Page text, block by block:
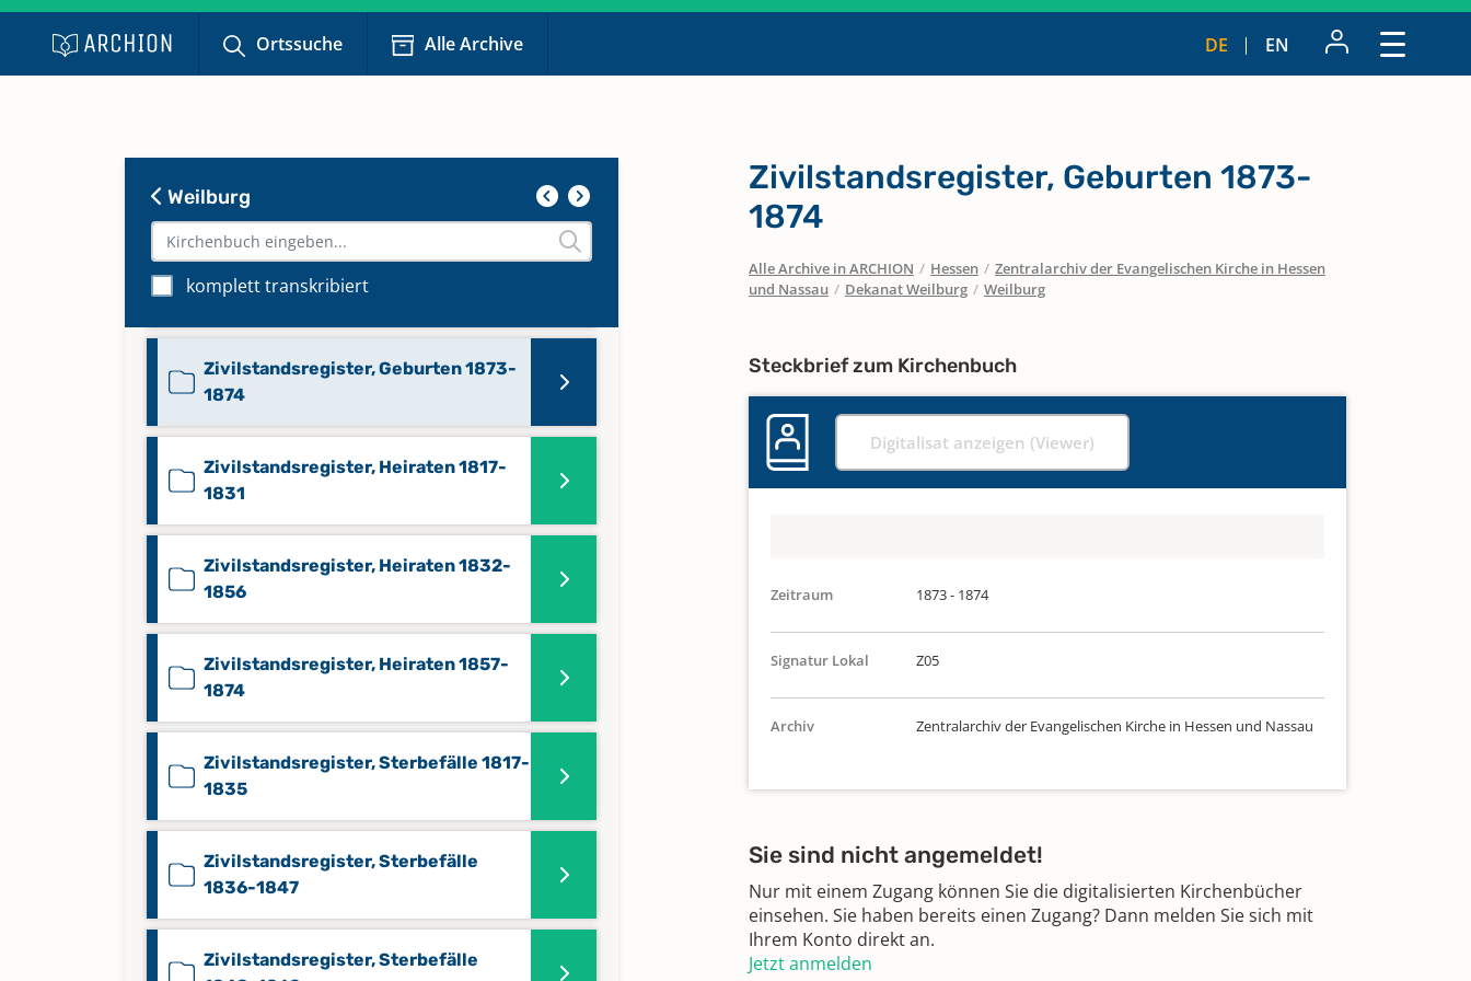
Ortssuche Alle Archive DE EN
Weilburg
komplett transkribiert
Zivilstandsregister, Geburten 1836-
1861
1873
Zivilstandsregister, Geburten 1873-
1874
Zivilstandsregister, Heiraten 1817-
1831
Zivilstandsregister, Heiraten 1832-
1856
Zivilstandsregister, Heiraten 1857-
1874
Zivilstandsregister, Sterbefälle 1817-
1835
Zivilstandsregister, Sterbefälle
1836-1847
Zivilstandsregister, Sterbefälle
Zivilstandsregister, Geburten 1873-
1874
Alle Archive in ARCHION / Hessen / Zentralarchiv der Evangelischen Kirche in Hessen
und Nassau / Dekanat Weilburg / Weilburg
Steckbrief zum Kirchenbuch
Digitalisat anzeigen (Viewer)
Zeitraum 1873 - 1874
Signatur Lokal Z05
Archiv Zentralarchiv der Evangelischen Kirche in Hessen und Nassau
Sie sind nicht angemeldet!
Nur mit einem Zugang können Sie die digitalisierten Kirchenbücher
einsehen. Sie haben bereits einen Zugang? Dann melden Sie sich mit
Ihrem Konto direkt an.
Jetzt anmelden